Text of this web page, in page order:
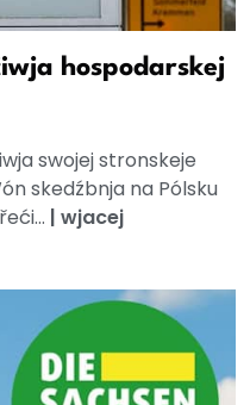
hospodarskej
swojej stronskeje
skedźbnja na Pólsku
| wjacej